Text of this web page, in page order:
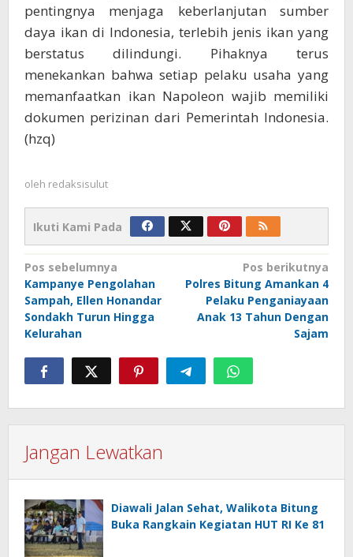
pentingnya menjaga keberlanjutan sumber
daya ikan di Indonesia, terlebih jenis ikan yang
berstatus dilindungi. Pihaknya terus
menekankan bahwa setiap pelaku usaha yang
memanfaatkan ikan Napoleon wajib memiliki
dokumen perizinan dari Pemerintah Indonesia.
(hzq)
oleh redaksisulut
Ikuti Kami Pada
Navigasi
pos
Pos sebelumnya
Kampanye Pengolahan
Sampah, Ellen Honandar
Sondakh Turun Hingga
Kelurahan
Pos berikutnya
Polres Bitung Amankan 4
Pelaku Penganiayaan
Anak 13 Tahun Dengan
Sajam
Jangan Lewatkan
Diawali Jalan Sehat, Walikota Bitung
Buka Rangkain Kegiatan HUT RI Ke 81